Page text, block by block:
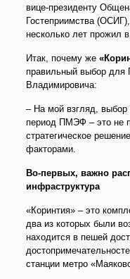
вице-президенту
Гостеприимства
несколько лет прожил
Итак, почему же
правильный выбор
Владимировича:
– На мой взгляд, выбор
период ПМЭФ – это не
стратегическое
факторами.
Во-первых, важно
инфраструктура
«Коринтия» – это
два из которых были
находится в пешей
станции метро